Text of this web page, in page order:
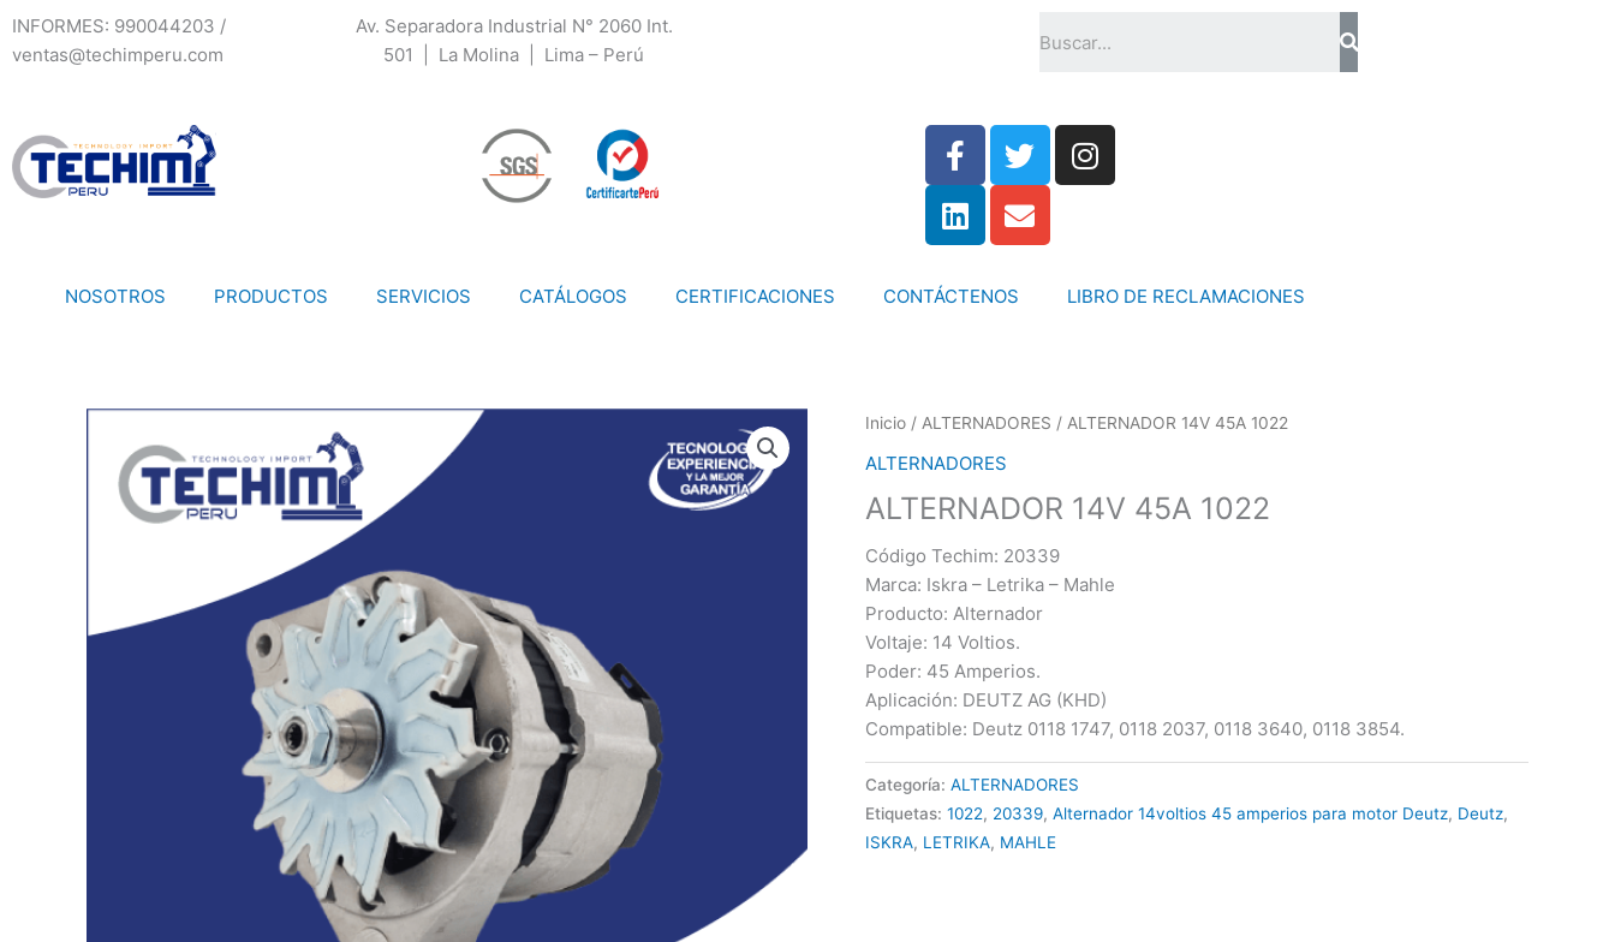
contenido
INFORMES: 990044203 /
ventas@techimperu.com
Av. Separadora Industrial N° 2060 Int.
501 | La Molina | Lima – Perú
F
a
c
e
o
f
T
w
i
t
I
n
g
L
i
n
k
d
E
n
v
e
NOSOTROS PRODUCTOS SERVICIOS CATÁLOGOS CERTIFICACIONES CONTÁCTENOS LIBRO DE RECLAMACIONES
Inicio / ALTERNADORES / ALTERNADOR 14V 45A 1022
ALTERNADORES
ALTERNADOR 14V 45A 1022
Código Techim: 20339
Marca: Iskra – Letrika – Mahle
Producto: Alternador
Voltaje: 14 Voltios.
Poder: 45 Amperios.
Aplicación: DEUTZ AG (KHD)
Compatible: Deutz 0118 1747, 0118 2037, 0118 3640, 0118 3854.
Categoría: ALTERNADORES
Etiquetas: 1022, 20339, Alternador 14voltios 45 amperios para motor Deutz, Deutz,
ISKRA, LETRIKA, MAHLE